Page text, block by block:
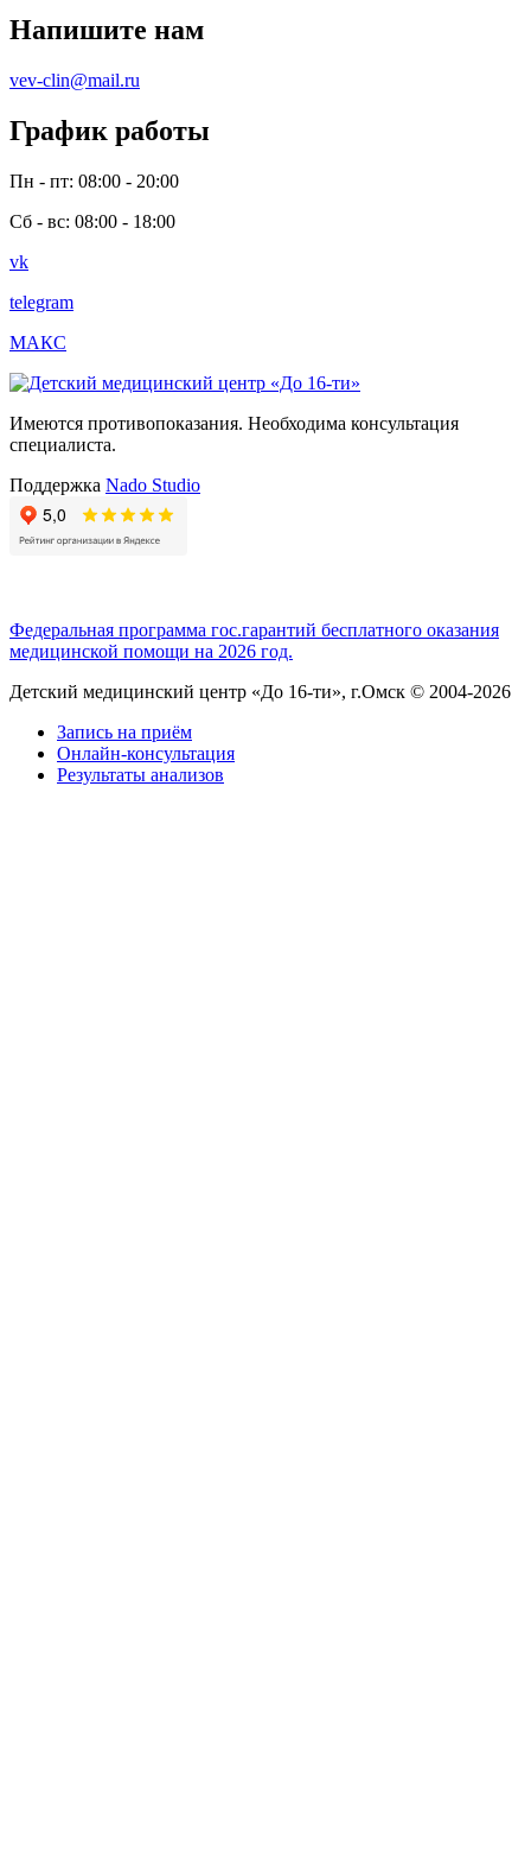
Напишите нам
vev-clin@mail.ru
График работы
Пн - пт: 08:00 - 20:00
Сб - вс: 08:00 - 18:00
vk
telegram
МАКС
Имеются противопоказания. Необходима консультация
специалиста.
Поддержка Nado Studio
Федеральная программа гос.гарантий бесплатного оказания
медицинской помощи на 2026 год.
Детский медицинский центр «До 16-ти», г.Омск © 2004-2026
Мобильное
меню
Запись на приём
Онлайн-консультация
Результаты анализов